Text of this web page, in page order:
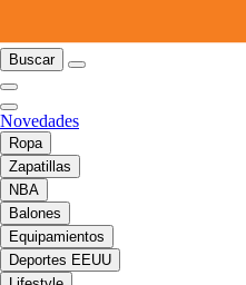
Buscar
Novedades
Ropa
Zapatillas
NBA
Balones
Equipamientos
Deportes EEUU